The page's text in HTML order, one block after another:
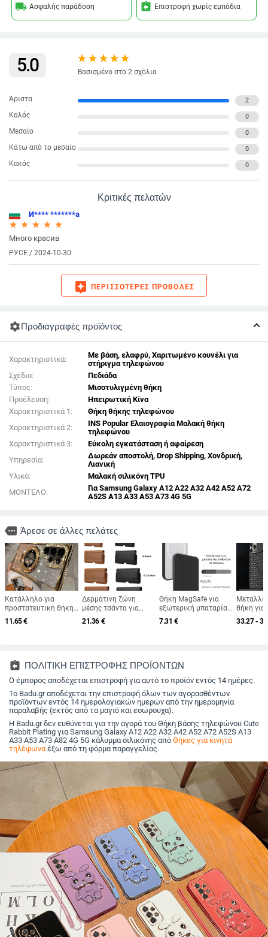
local_shipping Ασφαλής παράδοση assignment_return Επιστροφή χωρίς εμπόδια
5.0 Βασισμένο στο 2 σχόλια
Άριστα 2
Καλός 0
Μεσαίο 0
Κάτω από το μεσαίο 0
Κακός 0
Κριτικές πελατών
И**** *******а
star_rate
star_rate
star_rate
star_rate
star_rate
Много красив
РУСЕ / 2024-10-30
assistant ΠΕΡΙΣΣΌΤΕΡΕΣ ΠΡΟΒΟΛΈΣ
settingsΠροδιαγραφές προϊόντος
Χαρακτηριστικά:
Με βάση, ελαφρύ, Χαριτωμένο κουνέλι για
στήριγμα τηλεφώνου
Σχέδιο:
Πεδιάδα
Τύπος:
Μισοτυλιγμένη θήκη
Προέλευση:
Ηπειρωτική Κίνα
Χαρακτηριστικά 1:
Θήκη θήκης τηλεφώνου
Χαρακτηριστικά 2:
INS Popular Ελαιογραφία Μαλακή θήκη
τηλεφώνου
Χαρακτηριστικά 3:
Εύκολη εγκατάσταση ή αφαίρεση
Υπηρεσία:
Δωρεάν αποστολή, Drop Shipping, Χονδρική,
Λιανική
Υλικό:
Μαλακή σιλικόνη TPU
ΜΟΝΤΕΛΟ:
Για Samsung Galaxy A12 A22 A32 A42 A52 A72
A52S A13 A33 A53 A73 4G 5G
more Άρεσε σε άλλες πελάτες
Κατάλληλο για
προστατευτική θήκη
Samsung S25, θήκη
κινητού τηλεφώνου
αντιολισθητική
πούδρα με γκλίτερ
11.65€
Δερμάτινη ζώνη
μέσης τσάντα για
iPhone 11 Pro Max,
XR, 12–17
21.36 €
Θήκη MagSafe για
εξωτερική μπαταρία
Apple – Υλικό TPU,
Διαμόρφωση με
αποτυπώματα,
Δημιουργικός
σχεδιασμός
7.31 €
θήκη για
12/13/14
33.27 -
assignment_return ΠΟΛΙΤΙΚΗ ΕΠΙΣΤΡΟΦΗΣ ΠΡΟΪΟΝΤΩΝ
Ο έμπορος αποδέχεται επιστροφή για αυτό το προϊόν εντός 14 ημέρες.
Το Badu.gr αποδέχεται την επιστροφή όλων των αγορασθέντων
προϊόντων εντός 14 ημερολογιακών ημερών από την ημερομηνία
παραλαβής (εκτός από τα μαγιό και εσώρουχα).
Η Badu.gr δεν ευθύνεται για την αγορά του Θήκη βάσης τηλεφώνου Cute
Rabbit Plating για Samsung Galaxy A12 A22 A32 A42 A52 A72 A52S A13
A33 A53 A73 A82 4G 5G κάλυμμα σιλικόνης από Θήκες για κινητά
τηλέφωναέξω από τη φόρμα παραγγελίας.